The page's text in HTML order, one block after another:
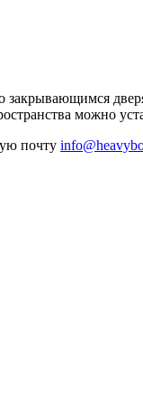
закрывающимся
можно
почту